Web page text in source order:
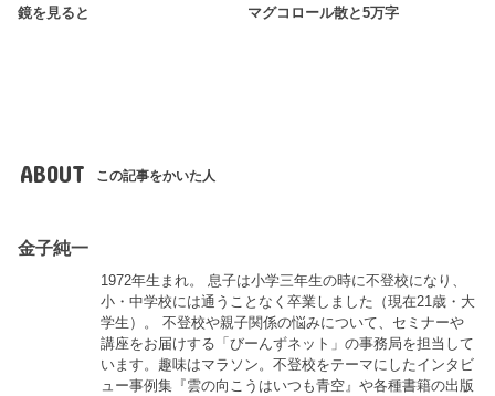
鏡を見ると
マグコロール散と5万字
ABOUT この記事をかいた人
金子純一
1972年生まれ。 息子は小学三年生の時に不登校になり、
小・中学校には通うことなく卒業しました（現在21歳・大
学生）。 不登校や親子関係の悩みについて、セミナーや
講座をお届けする「びーんずネット」の事務局を担当して
います。趣味はマラソン。不登校をテーマにしたインタビ
ュー事例集『雲の向こうはいつも青空』や各種書籍の出版